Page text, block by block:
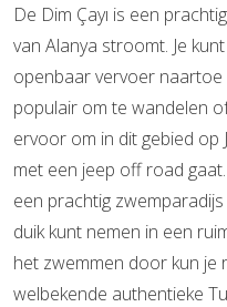
De Dim Çayı is een
van Alanya stroomt. Je
openbaar vervoer
populair om te wandelen
ervoor om in dit gebied op
met een jeep off road
een prachtig
duik kunt nemen in een
het zwemmen door kun je
welbekende authentieke